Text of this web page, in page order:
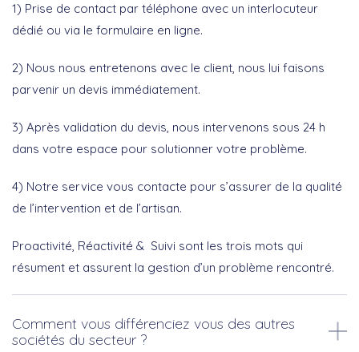
1) Prise de contact par téléphone avec un interlocuteur
dédié ou via le formulaire en ligne.
2) Nous nous entretenons avec le client, nous lui faisons
parvenir un devis immédiatement.
3) Après validation du devis, nous intervenons sous 24 h
dans votre espace pour solutionner votre problème.
4) Notre service vous contacte pour s’assurer de la qualité
de l’intervention et de l’artisan.
Proactivité, Réactivité & Suivi sont les trois mots qui
résument et assurent la gestion d’un problème rencontré.
Comment vous différenciez vous des autres
sociétés du secteur ?